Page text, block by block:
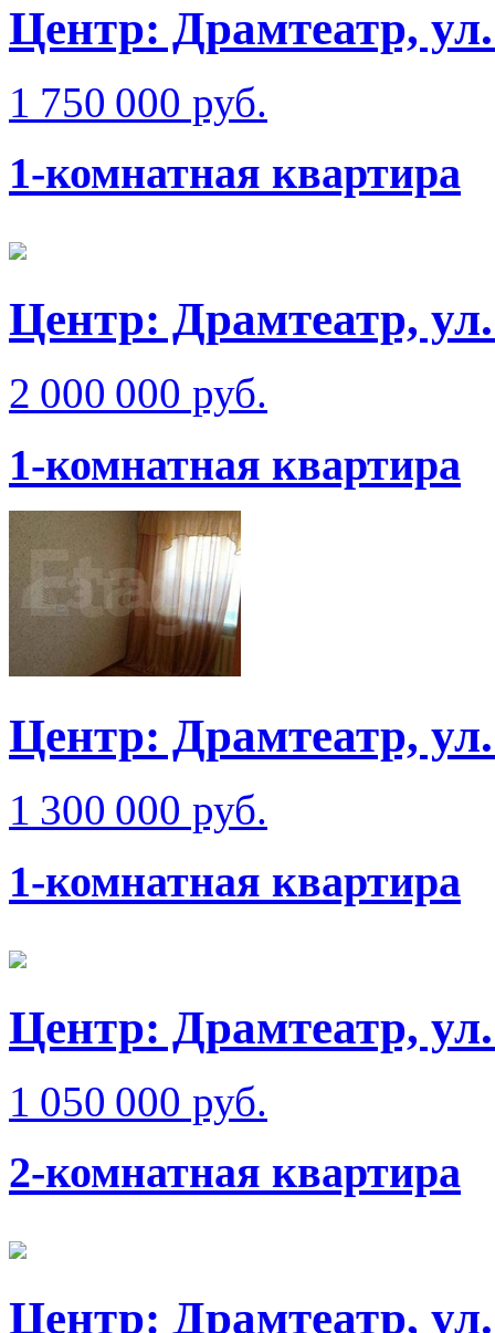
Центр: Драмтеатр,
1 750 000 руб.
1-комнатная квартира
Центр: Драмтеатр,
2 000 000 руб.
1-комнатная квартира
Центр: Драмтеатр,
1 300 000 руб.
1-комнатная квартира
Центр: Драмтеатр,
1 050 000 руб.
2-комнатная квартира
Центр: Драмтеатр,